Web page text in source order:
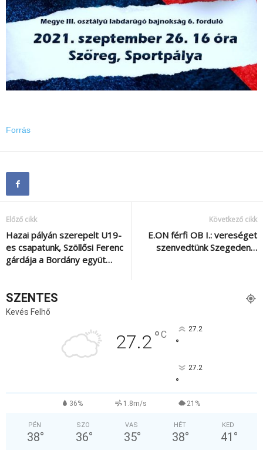
Forrás
Előző cikk
Hazai pályán szerepelt U19-
es csapatunk, Szöllősi Ferenc
gárdája a Bordány együt…
Következő cikk
E.ON férfi OB I.: vereséget
szenvedtünk Szegeden…
SZENTES
Kevés Felhő
27.2°C 27.2
°
27.2
°
36% 1.8m/s 21%
PÉN
38°
SZO
36°
VAS
35°
HÉT
38°
KED
41 °